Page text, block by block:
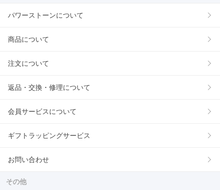
パワーストーンについて
商品について
注文について
返品・交換・修理について
会員サービスについて
ギフトラッピングサービス
お問い合わせ
その他